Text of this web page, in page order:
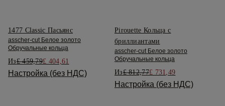
1477 Classic Пасьянс
asscher-cut Белое золото
Обручальные кольца
Из£ 459,79£ 404,61
Настройка (без НДС)
Pirouette Кольца с
бриллиантами
asscher-cut Белое золото
Обручальные кольца
Из£ 812,77£ 731,49
Настройка (без НДС)